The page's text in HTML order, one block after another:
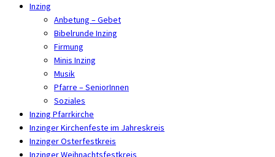
Inzing
Anbetung – Gebet
Bibelrunde Inzing
Firmung
Minis Inzing
Musik
Pfarre – SeniorInnen
Soziales
Inzing Pfarrkirche
Inzinger Kirchenfeste im Jahreskreis
Inzinger Osterfestkreis
Inzinger Weihnachtsfestkreis